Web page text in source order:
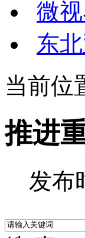
微
东
当前位
推进
发布